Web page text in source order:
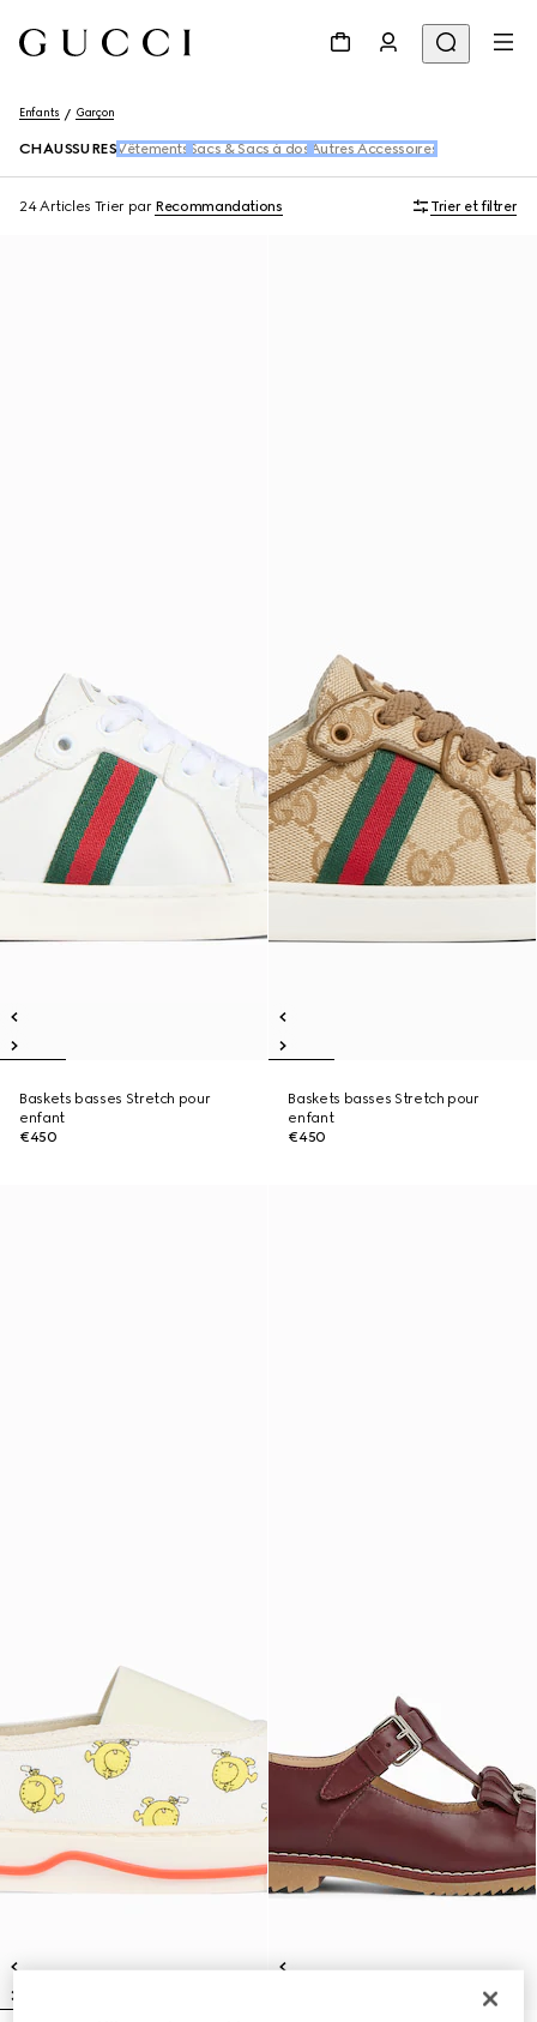
Enfants Garçon
CHAUSSURES Vêtements Sacs & Sacs à dos Autres Accessoires
24 Articles Trier par Recommandations Trier et filtrer
Baskets basses Stretch pour
enfant
€450
Baskets basses Stretch pour
enfant
€450